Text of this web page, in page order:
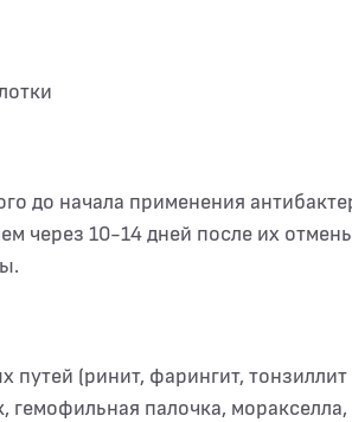
до начала применения
через 10-14 дней после их
(ринит, фарингит,
палочка,